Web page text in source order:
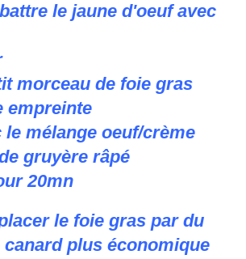
le jaune d'oeuf avec
morceau de foie gras
empreinte
mélange oeuf/crème
gruyère râpé
20mn
le foie gras par du
plus économique